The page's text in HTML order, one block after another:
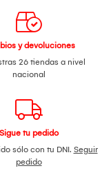
y devoluciones
26 tiendas a nivel
nacional
Sigue tu pedido
sólo con tu DNI. Seguir
pedido